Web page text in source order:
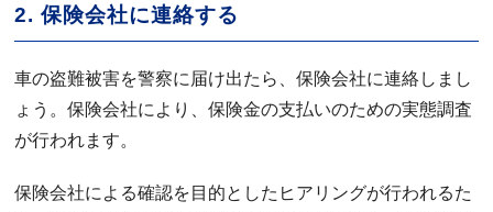
2. 保険会社に連絡する
車の盗難被害を警察に届け出たら、保険会社に連絡しまし
ょう。保険会社により、保険金の支払いのための実態調査
が行われます。
保険会社による確認を目的としたヒアリングが行われるた